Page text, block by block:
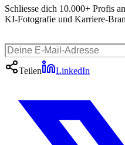
Schliesse dich 10.000+ Profis
KI-Fotografie und Karriere-
Teilen LinkedIn